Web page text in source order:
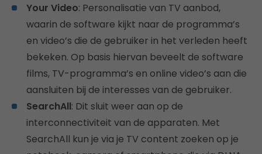
Your Video: Personalisatie van TV aanbod,
waarin de software kijkt naar de programma’s
en video’s die de gebruiker in het verleden heeft
bekeken. Op basis hiervan beveelt de software
films, TV-programma’s en online video’s aan die
aansluiten bij de interesses van de gebruiker.
SearchAll: Dit sluit weer aan op de
interconnectiviteit van de apparaten. Met
SearchAll kun je via je TV content zoeken op je